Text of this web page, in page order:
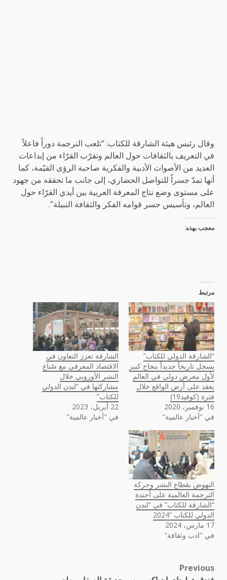
وقال رئيس هيئة الشارقة للكتاب: “تلعب الترجمة دوراً فاعلاً
في التعريف بالثقافات حول العالم وتقرّب القرّاء من إبداعات
العديد من الأصوات الأدبية والفكرية صاحبة الرؤى القيّمة، كما
أنها تمدّ جسراً للتواصل الحضاري، إلى جانب ما تحققه من جهود
على مستوى وضع نتاج المعرفة العربية بين أيدي القرّاء حول
العالم، وتأسيس جسر قوامه الفكر والثقافة النبيلة”.
معجب بهذه:
مرتبط
“الشارقة الدولي للكتاب”
يسجل تاريخاً جديداً بنجاح كبير
لأول معرض دولي في العالم
يعقد على أرض الواقع خلال
فترة (كوفيد19)
16 نوفمبر، 2020
في "أخبار عالمية"
الشارقة تعزز التعاون في
الاقتصاد المعرفي مع صُناع
النشر الأوروبي خلال
مشاركتها في “لندن الدولي
للكتاب”
22 أبريل، 2023
في "أخبار عالمية"
النهوض بقطاع النشر وحركة
الترجمة العالمية على أجندة
“الشارقة للكتاب” في “لندن
الدولي للكتاب “2024
17 مارس، 2024
في "ادب وثقافة"
Post
Previous